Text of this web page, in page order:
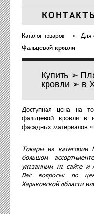
Каталог товаров > Для
фальцевой кровли
Купить ➢
кровли ➢ в
Доступная цена на
фальцевой кровли в
фасадных материалов
Товары из категории
большом
указанным на сайте и
Вас вопросы: по
Харьковской области